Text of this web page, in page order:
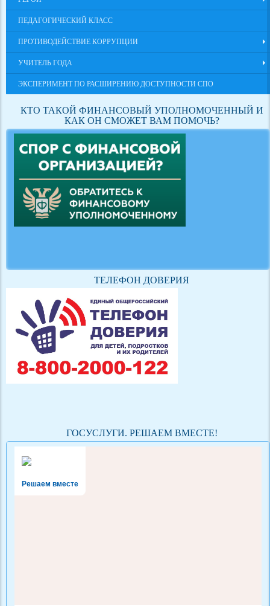
ПЕДАГОГИЧЕСКИЙ КЛАСС
ПРОТИВОДЕЙСТВИЕ КОРРУПЦИИ
УЧИТЕЛЬ ГОДА
ЭКСПЕРИМЕНТ ПО РАСШИРЕНИЮ ДОСТУПНОСТИ СПО
КТО ТАКОЙ ФИНАНСОВЫЙ УПОЛНОМОЧЕННЫЙ И
КАК ОН СМОЖЕТ ВАМ ПОМОЧЬ?
ТЕЛЕФОН ДОВЕРИЯ
ГОСУСЛУГИ. РЕШАЕМ ВМЕСТЕ!
Решаем вместе